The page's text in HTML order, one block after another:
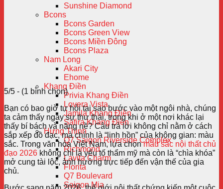
Sunshine Diamond
Bcons
Bcons Garden
Bcons Green View
Bcons Miền Đông
Bcons Plaza
Nam Long
Akari City
Ehome
Khang Điền
Privia Khang Điền
Lovera Vista
Jamila Khang Điền
Safira Khang Điền
Hưng Thịnh
Q7 Saigon Riverside Complex
Richmond
Lavita Charm
Florita
Q7 Boulevard
Saigon Mia
5/5 - (1 bình chọn)
Bạn có bao giờ tự hỏi tại sao bước vào một ngôi nhà, chúng
ta cảm thấy ngay sự thư thái, trong khi ở một nơi khác lại
thấy bí bách và nặng nề? Câu trả lời không chỉ nằm ở cách
sắp xếp đồ đạc, mà chính là “linh hồn” của không gian: màu
sắc. Trong văn hóa Việt Nam, lựa chọnmàu sắc nội thất chủ
đạo 2026 không chỉ là yếu tố thẩm mỹ mà còn là “chìa khóa”
mở cung tài lộc, ảnh hưởng trực tiếp đến vận thế của gia
chủ.